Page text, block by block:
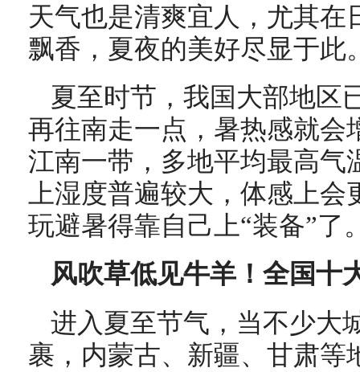
天气也是清爽宜人，尤其在
飘香，夏夜的美好尽显于此
夏至时节，我国大部地区
再往南走一点，暑热感就会
江南一带，多地平均最高
上湿度普遍较大，体感上
玩避暑得靠自己上“装备”了
风吹草低见牛羊！全国十
进入夏至节气，当不少大
裹，内蒙古、新疆、甘肃等